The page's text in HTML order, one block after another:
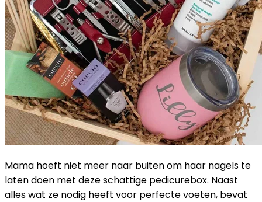
Mama hoeft niet meer naar buiten om haar nagels te
laten doen met deze schattige pedicurebox. Naast
alles wat ze nodig heeft voor perfecte voeten, bevat